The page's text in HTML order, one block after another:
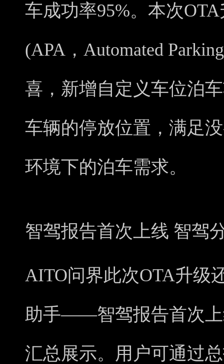
车成功率95%。本次
(APA，Automated
喜，新增自定义车位泊
车辆的停放位置，满足
环境下的泊车需求。
智驾报告首次上线 智驾
AITO问界此次OTA升级
助手——智驾报告首次上
汇总展示。用户可通过